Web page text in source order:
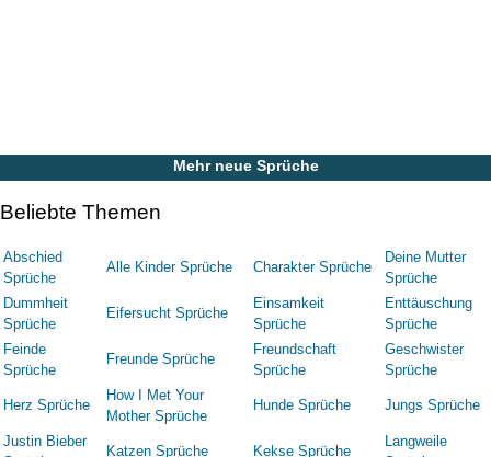
Mehr neue Sprüche
Beliebte Themen
Abschied
Sprüche
Alle Kinder Sprüche Charakter Sprüche
Deine Mutter
Sprüche
Dummheit
Sprüche
Eifersucht Sprüche
Einsamkeit
Sprüche
Enttäuschung
Sprüche
Feinde
Sprüche
Freunde Sprüche
Freundschaft
Sprüche
Geschwister
Sprüche
Herz Sprüche
How I Met Your
Mother Sprüche
Hunde Sprüche Jungs Sprüche
Justin Bieber
Katzen Sprüche Kekse Sprüche
Langweile